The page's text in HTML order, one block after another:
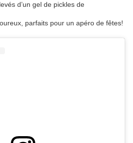
d’un gel de pickles de
parfaits pour un apéro de fêtes!